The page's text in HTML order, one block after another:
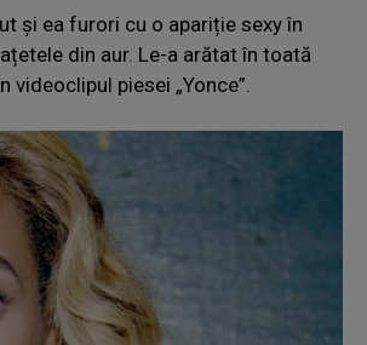
și ea furori cu o apariție sexy în
din aur. Le-a arătat în toată
videoclipul piesei „Yonce”.